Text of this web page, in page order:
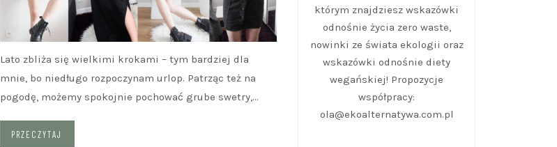
Lato zbliża się wielkimi krokami – tym bardziej dla
mnie, bo niedługo rozpoczynam urlop. Patrząc też na
pogodę, możemy spokojnie pochować grube swetry,…
PRZECZYTAJ
którym znajdziesz wskazówki
odnośnie życia zero waste,
nowinki ze świata ekologii oraz
wskazówki odnośnie diety
wegańskiej! Propozycje
współpracy:
ola@ekoalternatywa.com.pl